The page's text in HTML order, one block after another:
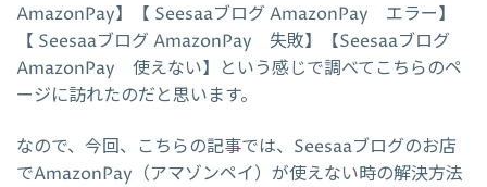
AmazonPay】【 Seesaaブログ AmazonPay エラー】
【 Seesaaブログ AmazonPay 失敗】【Seesaaブログ
AmazonPay 使えない】という感じで調べてこちらのペ
ージに訪れたのだと思います。
なので、今回、こちらの記事では、Seesaaブログのお店
でAmazonPay（アマゾンペイ）が使えない時の解決方法